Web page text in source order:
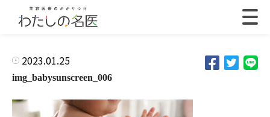
2023.01.25
img_babysunscreen_006